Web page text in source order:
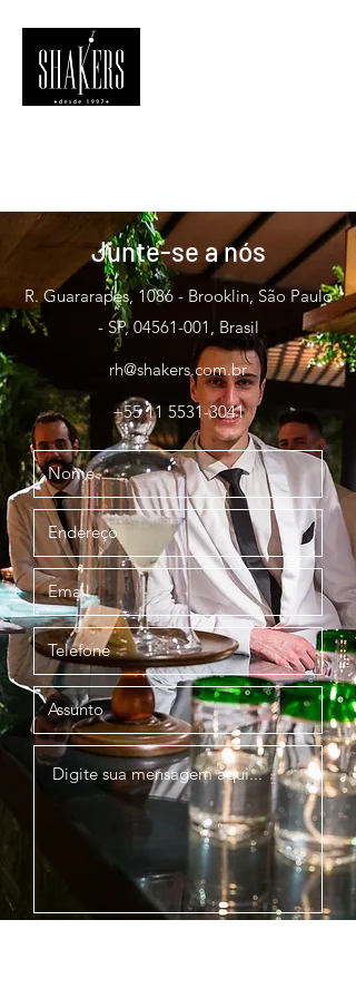
Junte-se a nós
R. Guararapes, 1086 - Brooklin, São Paulo
- SP, 04561-001 , Brasil
rh@shakers.com.br
+55 11 5531-3041